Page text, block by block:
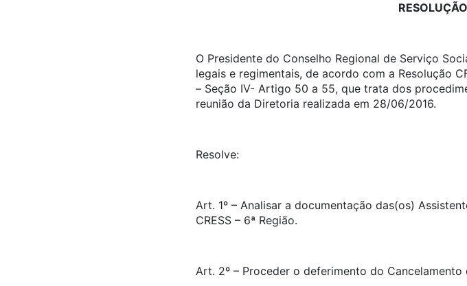
O Presidente do Conselho Regional de Serviço
legais e regimentais, de acordo com a Resolução
– Seção IV- Artigo 50 a 55, que trata dos
reunião da Diretoria realizada em 28/06/2016.
Resolve:
Art. 1º – Analisar a documentação das(os)
CRESS – 6ª Região.
Art. 2º – Proceder o deferimento do